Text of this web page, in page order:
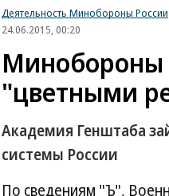
Деятельность Минобороны России
24.06.2015, 00:20
Минобороны
"цветными
Академия Генштаба
системы России
По сведениям "Ъ",